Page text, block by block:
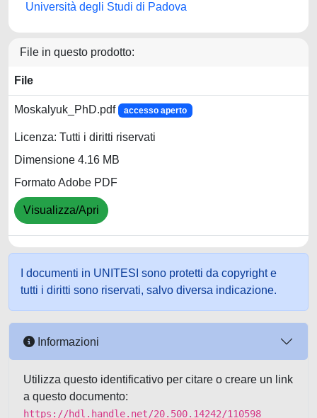
Università degli Studi di Padova
File in questo prodotto:
File
Moskalyuk_PhD.pdf accesso aperto
Licenza: Tutti i diritti riservati
Dimensione 4.16 MB
Formato Adobe PDF
Visualizza/Apri
I documenti in UNITESI sono protetti da copyright e
tutti i diritti sono riservati, salvo diversa indicazione.
Informazioni
Utilizza questo identificativo per citare o creare un link
a questo documento:
https://hdl.handle.net/20.500.14242/110598